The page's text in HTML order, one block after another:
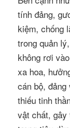
tính đảng,
kiệm, chống
trong quản
không rơi
xa hoa,
cán bộ,
thiếu tinh
vật chất,